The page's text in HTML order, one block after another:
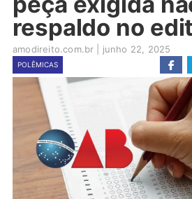
respaldo no
amodireito.com.br junho 22, 2025
POLÊMICAS